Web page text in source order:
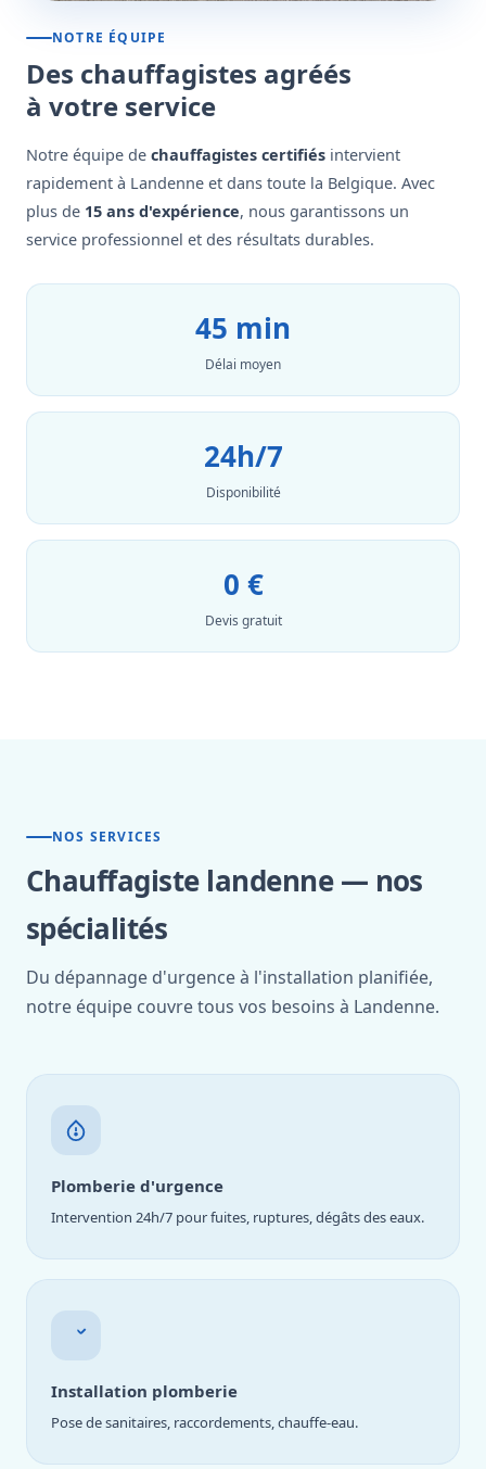
NOTRE ÉQUIPE
Des chauffagistes agréés
à votre service
Notre équipe de chauffagistes certifiés intervient
rapidement à Landenne et dans toute la Belgique. Avec
plus de 15 ans d'expérience, nous garantissons un
service professionnel et des résultats durables.
45 min
Délai moyen
24h/7
Disponibilité
0 €
Devis gratuit
NOS SERVICES
Chauffagiste landenne — nos
spécialités
Du dépannage d'urgence à l'installation planifiée,
notre équipe couvre tous vos besoins à Landenne.
Plomberie d'urgence
Intervention 24h/7 pour fuites, ruptures, dégâts des eaux.
Installation plomberie
Pose de sanitaires, raccordements, chauffe-eau.